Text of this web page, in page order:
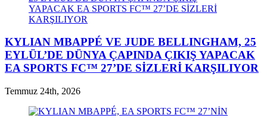
KYLIAN MBAPPÉ VE JUDE BELLINGHAM, 25
EYLÜL’DE DÜNYA ÇAPINDA ÇIKIŞ YAPACAK
EA SPORTS FC™ 27’DE SİZLERİ KARŞILIYOR
Temmuz 24th, 2026